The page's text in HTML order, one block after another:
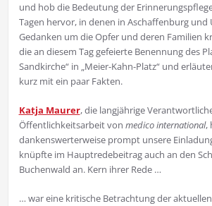
und hob die Bedeutung der
Tagen hervor, in denen in Aschaffenburg und
Gedanken um die Opfer und deren Familien
die an diesem Tag gefeierte Benennung des
Sandkirche“ in „Meier-Kahn-Platz“ und
kurz mit ein paar Fakten.
Katja Maurer, die langjährige
Öffentlichkeitsarbeit von medico international,
dankenswerterweise prompt unsere
knüpfte im Hauptredebeitrag auch an den
Buchenwald an. Kern ihrer Rede …
… war eine kritische Betrachtung der